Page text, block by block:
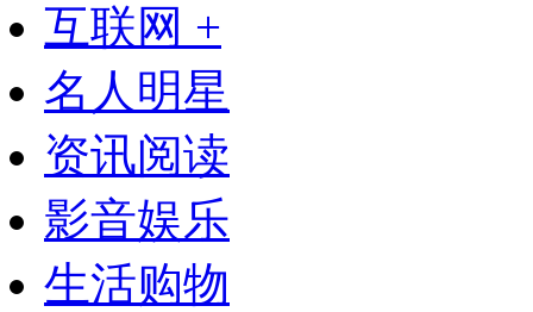
互联网 +
名人明星
资讯阅读
影音娱乐
生活购物